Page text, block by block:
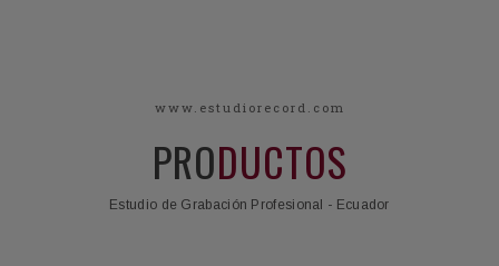
www.estudiorecord.com
PRODUCTOS
Estudio de Grabación Profesional - Ecuador